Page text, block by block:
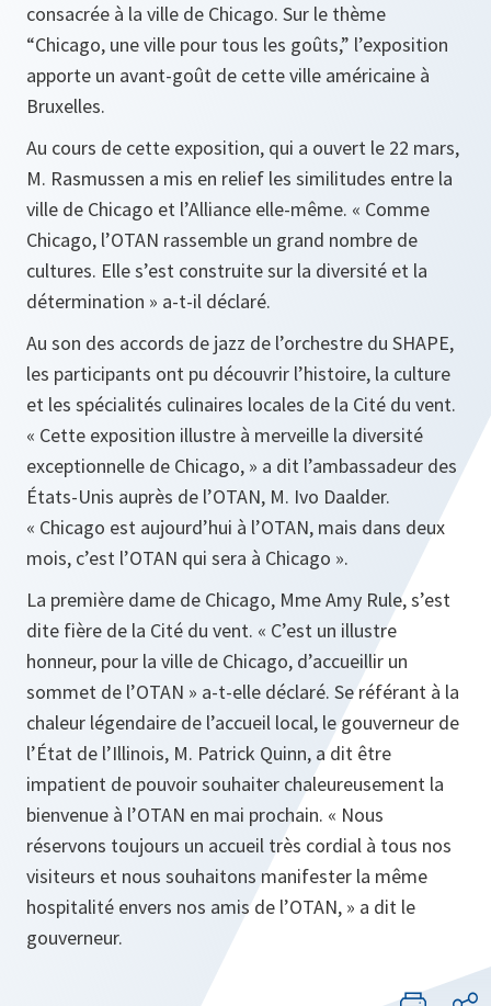
consacrée à la ville de Chicago. Sur le thème
“Chicago, une ville pour tous les goûts,” l’exposition
apporte un avant-goût de cette ville américaine à
Bruxelles.
Au cours de cette exposition, qui a ouvert le 22 mars,
M. Rasmussen a mis en relief les similitudes entre la
ville de Chicago et l’Alliance elle-même. « Comme
Chicago, l’OTAN rassemble un grand nombre de
cultures. Elle s’est construite sur la diversité et la
détermination » a-t-il déclaré.
Au son des accords de jazz de l’orchestre du SHAPE,
les participants ont pu découvrir l’histoire, la culture
et les spécialités culinaires locales de la Cité du vent.
« Cette exposition illustre à merveille la diversité
exceptionnelle de Chicago, » a dit l’ambassadeur des
États-Unis auprès de l’OTAN, M. Ivo Daalder.
« Chicago est aujourd’hui à l’OTAN, mais dans deux
mois, c’est l’OTAN qui sera à Chicago ».
La première dame de Chicago, Mme Amy Rule, s’est
dite fière de la Cité du vent. « C’est un illustre
honneur, pour la ville de Chicago, d’accueillir un
sommet de l’OTAN » a-t-elle déclaré. Se référant à la
chaleur légendaire de l’accueil local, le gouverneur de
l’État de l’Illinois, M. Patrick Quinn, a dit être
impatient de pouvoir souhaiter chaleureusement la
bienvenue à l’OTAN en mai prochain. « Nous
réservons toujours un accueil très cordial à tous nos
visiteurs et nous souhaitons manifester la même
hospitalité envers nos amis de l’OTAN, » a dit le
gouverneur.